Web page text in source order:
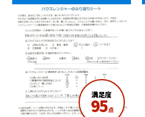
満足度
95点